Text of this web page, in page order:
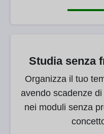
Studia senza
Organizza il tuo
avendo scadenze
nei moduli senza